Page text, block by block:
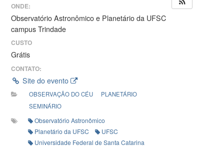
ONDE:
Observatório Astronômico e Planetário da UFSC
campus Trindade
CUSTO
Grátis
CONTATO:
Site do evento
OBSERVAÇÃO DO CÉU
PLANETÁRIO
SEMINÁRIO
Observatório Astronômico
Planetário da UFSC
UFSC
Universidade Federal de Santa Catarina